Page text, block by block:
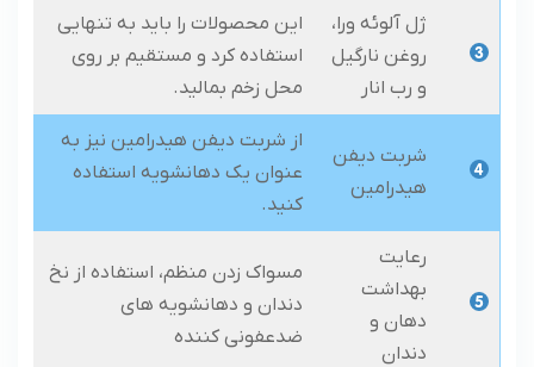
ژل آلوئه ورا،
روغن نارگیل
و رب انار
این محصولات را باید به تنهایی
استفاده کرد و مستقیم بر روی
محل زخم بمالید.
شربت دیفن
هیدرامین
از شربت دیفن هیدرامین نیز به
عنوان یک دهانشویه استفاده
کنید.
رعایت
بهداشت
دهان و
دندان
مسواک زدن منظم، استفاده از نخ
دندان و دهانشویه های
ضدعفونی کننده